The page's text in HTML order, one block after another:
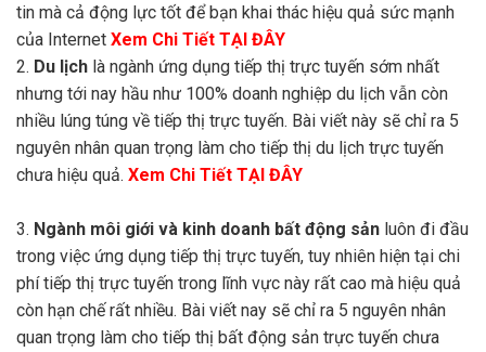
tin mà cả động lực tốt để bạn khai thác hiệu quả sức mạnh
của Internet Xem Chi Tiết TẠI ĐÂY
2. Du lịch là ngành ứng dụng tiếp thị trực tuyến sớm nhất
nhưng tới nay hầu như 100% doanh nghiệp du lịch vẫn còn
nhiều lúng túng về tiếp thị trực tuyến. Bài viết này sẽ chỉ ra 5
nguyên nhân quan trọng làm cho tiếp thị du lịch trực tuyến
chưa hiệu quả. Xem Chi Tiết TẠI ĐÂY
3. Ngành môi giới và kinh doanh bất động sản luôn đi đầu
trong việc ứng dụng tiếp thị trực tuyến, tuy nhiên hiện tại chi
phí tiếp thị trực tuyến trong lĩnh vực này rất cao mà hiệu quả
còn hạn chế rất nhiều. Bài viết nay sẽ chỉ ra 5 nguyên nhân
quan trọng làm cho tiếp thị bất động sản trực tuyến chưa